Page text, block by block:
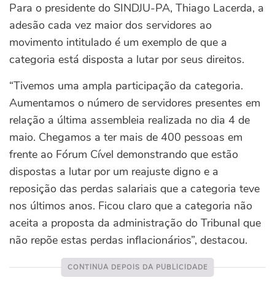
Para o presidente do SINDJU-PA, Thiago Lacerda, a
adesão cada vez maior dos servidores ao
movimento intitulado é um exemplo de que a
categoria está disposta a lutar por seus direitos.
“Tivemos uma ampla participação da categoria.
Aumentamos o número de servidores presentes em
relação a última assembleia realizada no dia 4 de
maio. Chegamos a ter mais de 400 pessoas em
frente ao Fórum Cível demonstrando que estão
dispostas a lutar por um reajuste digno e a
reposição das perdas salariais que a categoria teve
nos últimos anos. Ficou claro que a categoria não
aceita a proposta da administração do Tribunal que
não repõe estas perdas inflacionários”, destacou.